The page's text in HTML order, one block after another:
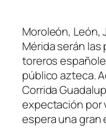
Moroleón, León,
Mérida serán las
toreros
público azteca.
Corrida
expectación por
espera una